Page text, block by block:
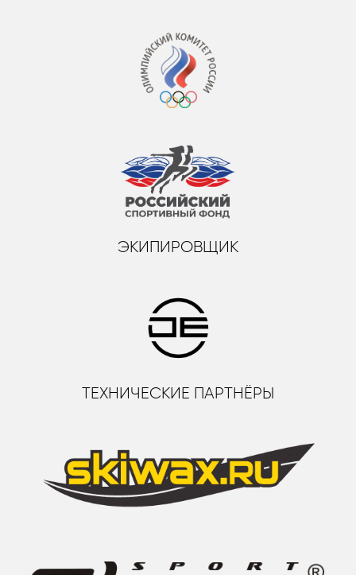
ЭКИПИРОВЩИК
ТЕХНИЧЕСКИЕ ПАРТНЁРЫ